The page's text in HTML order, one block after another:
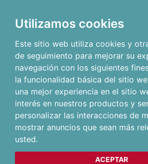
Utilizamos cookies
Este sitio web utiliza cookies y
de seguimiento para mejorar su
navegación con los siguientes
la funcionalidad básica del sitio
una mejor experiencia en el sitio
interés en nuestros productos y
personalizar las interacciones de
mostrar anuncios que sean más
usted.
ACEPTAR